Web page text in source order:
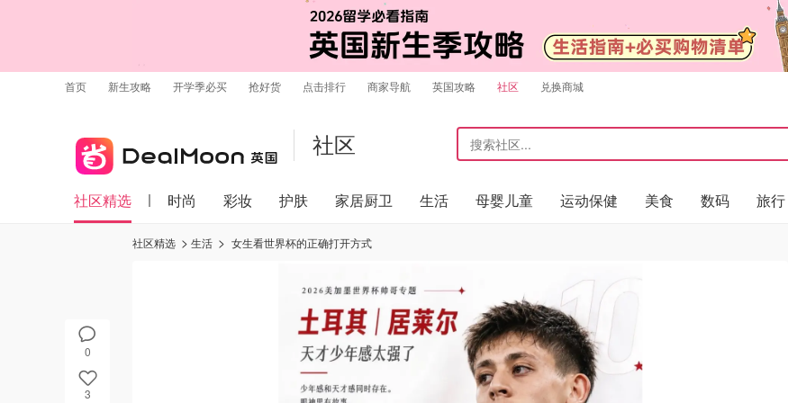
首页 新生攻略 开学季必买 抢好货 点击排行 商家导航 英国攻略 社区 兑换商城
社区
社区精选 时尚 彩妆 护肤 家居厨卫 生活 母婴儿童 运动保健 美食 数码 旅行
0
3
社区精选 生活 女生看世界杯的正确打开方式